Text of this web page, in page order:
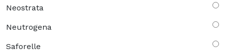
Neostrata
Neutrogena
Saforelle